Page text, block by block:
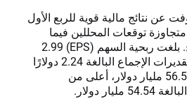
عن نتائج مالية قوية للربع الأول
العام المالي 2024، متجاوزة توقعات المحللين فيما
يتعلق بالإيرادات والأرباح. بلغت ربحية السهم (EPS) 2.99
دولارًا أمريكيًا، مقارنة بتقديرات الإجماع البالغة 2.24 دولارًا
أمريكيًا. بلغت الإيرادات 56.5 مليار دولار، أعلى من
دولار.